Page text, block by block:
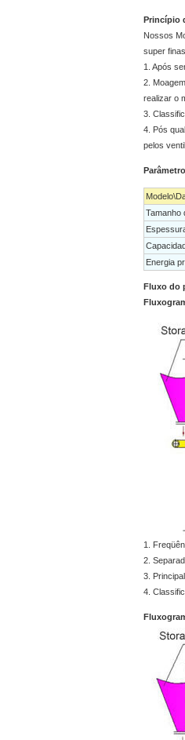
Princípio
Nossos
super
1. Após
2.
realizar o
3.
4. Pós
pelos
Tamanho
Energia
Fluxo do
1.
2.
3.
4.